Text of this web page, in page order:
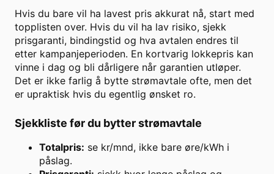
Hvis du bare vil ha lavest pris akkurat nå, start med
topplisten over. Hvis du vil ha lav risiko, sjekk
prisgaranti, bindingstid og hva avtalen endres til
etter kampanjeperioden. En kortvarig lokkepris kan
vinne i dag og bli dårligere når garantien utløper.
Det er ikke farlig å bytte strømavtale ofte, men det
er upraktisk hvis du egentlig ønsket ro.
Sjekkliste før du bytter strømavtale
Totalpris: se kr/mnd, ikke bare øre/kWh i
påslag.